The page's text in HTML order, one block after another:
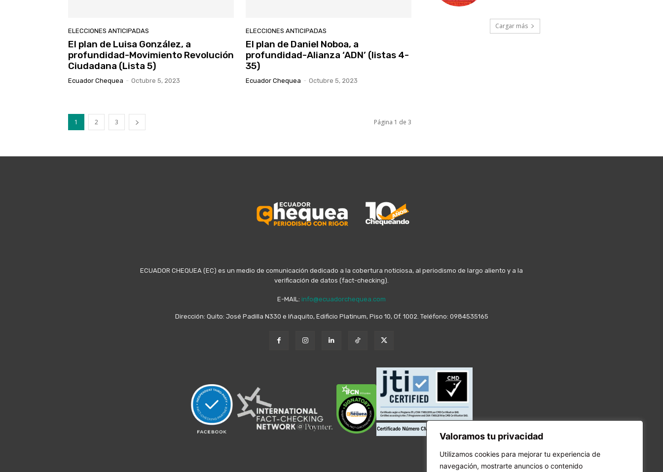
Valoramos tu privacidad
Utilizamos cookies para mejorar tu experiencia de
navegación, mostrarte anuncios o contenido
ELECCIONES ANTICIPADAS
El plan de Luisa González, a
profundidad-Movimiento Revolución
Ciudadana (Lista 5)
Ecuador Chequea - Octubre 5, 2023
ELECCIONES ANTICIPADAS
El plan de Daniel Noboa, a
profundidad-Alianza ‘ADN’ (listas 4-
35)
Ecuador Chequea - Octubre 5, 2023
1 2 3 Página 1 de 3
Cargar más
ECUADOR CHEQUEA (EC) es un medio de comunicación dedicado a la cobertura noticiosa, al periodismo de largo aliento y a la
verificación de datos (fact-checking).
E-MAIL: info@ecuadorchequea.com
Dirección: Quito: José Padilla N330 e Iñaquito, Edificio Platinum, Piso 10, Of. 1002. Teléfono: 0984535165